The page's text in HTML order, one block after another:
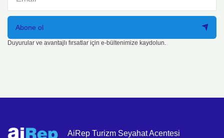
Abone ol
Duyurular ve avantajlı fırsatlar için e-bültenimize kaydolun.
AiRep Turizm Seyahat Acentesi